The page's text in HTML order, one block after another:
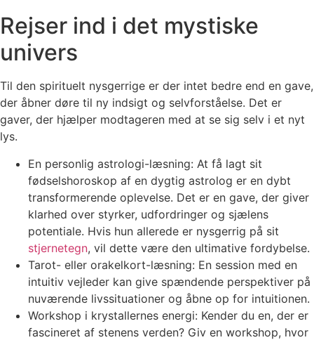
Rejser ind i det mystiske
univers
Til den spirituelt nysgerrige er der intet bedre end en gave,
der åbner døre til ny indsigt og selvforståelse. Det er
gaver, der hjælper modtageren med at se sig selv i et nyt
lys.
En personlig astrologi-læsning: At få lagt sit
fødselshoroskop af en dygtig astrolog er en dybt
transformerende oplevelse. Det er en gave, der giver
klarhed over styrker, udfordringer og sjælens
potentiale. Hvis hun allerede er nysgerrig på sit
stjernetegn, vil dette være den ultimative fordybelse.
Tarot- eller orakelkort-læsning: En session med en
intuitiv vejleder kan give spændende perspektiver på
nuværende livssituationer og åbne op for intuitionen.
Workshop i krystallernes energi: Kender du en, der er
fascineret af stenens verden? Giv en workshop, hvor